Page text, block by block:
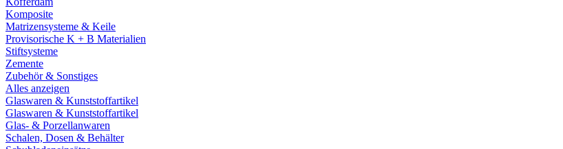
Komposite
Matrizensysteme & Keile
Provisorische K + B Materialien
Stiftsysteme
Zemente
Zubehör & Sonstiges
Alles anzeigen
Glaswaren & Kunststoffartikel
Glaswaren & Kunststoffartikel
Glas- & Porzellanwaren
Schalen, Dosen & Behälter